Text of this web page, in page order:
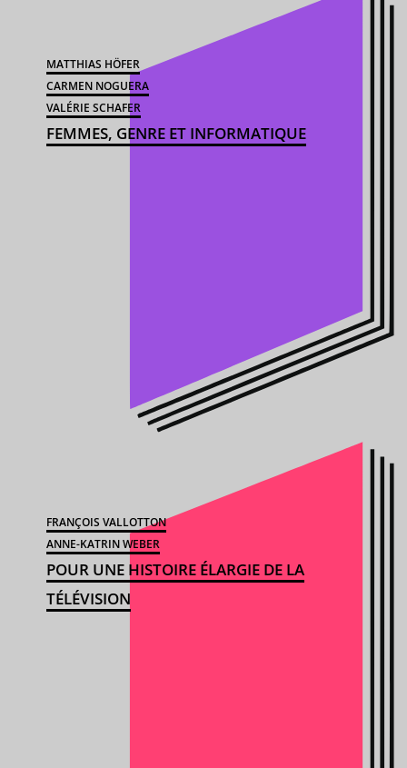
MATTHIAS HÖFER
CARMEN NOGUERA
VALÉRIE SCHAFER
FEMMES, GENRE ET INFORMATIQUE
FRANÇOIS VALLOTTON
ANNE-KATRIN WEBER
POUR UNE HISTOIRE ÉLARGIE DE LA
TÉLÉVISION